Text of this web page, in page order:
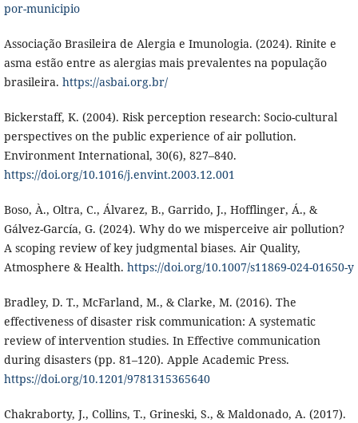
por-municipio
Associação Brasileira de Alergia e Imunologia. (2024). Rinite e
asma estão entre as alergias mais prevalentes na população
brasileira. https://asbai.org.br/
Bickerstaff, K. (2004). Risk perception research: Socio-cultural
perspectives on the public experience of air pollution.
Environment International, 30(6), 827–840.
https://doi.org/10.1016/j.envint.2003.12.001
Boso, À., Oltra, C., Álvarez, B., Garrido, J., Hofflinger, Á., &
Gálvez-García, G. (2024). Why do we misperceive air pollution?
A scoping review of key judgmental biases. Air Quality,
Atmosphere & Health. https://doi.org/10.1007/s11869-024-01650-y
Bradley, D. T., McFarland, M., & Clarke, M. (2016). The
effectiveness of disaster risk communication: A systematic
review of intervention studies. In Effective communication
during disasters (pp. 81–120). Apple Academic Press.
https://doi.org/10.1201/9781315365640
Chakraborty, J., Collins, T., Grineski, S., & Maldonado, A. (2017).